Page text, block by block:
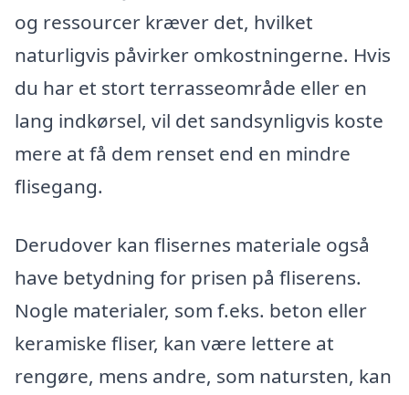
og ressourcer kræver det, hvilket
naturligvis påvirker omkostningerne. Hvis
du har et stort terrasseområde eller en
lang indkørsel, vil det sandsynligvis koste
mere at få dem renset end en mindre
flisegang.
Derudover kan flisernes materiale også
have betydning for prisen på fliserens.
Nogle materialer, som f.eks. beton eller
keramiske fliser, kan være lettere at
rengøre, mens andre, som natursten, kan